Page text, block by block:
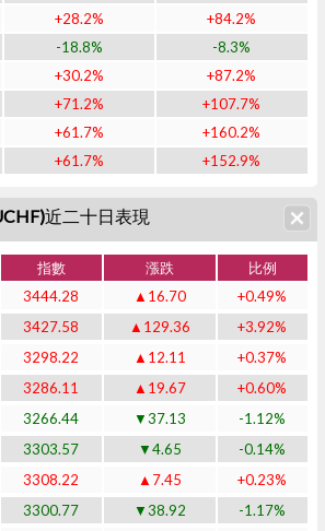
+28.2%
+84.2%
-18.8%
-8.3%
+30.2%
+87.2%
+71.2%
+107.7%
+61.7%
+160.2%
+61.7% +152.9%
近二十日表現
指數 漲跌
比例
3444.28 ▲16.70
+0.49%
3427.58 ▲129.36
+3.92%
3298.22 ▲12.11
+0.37%
3286.11 ▲19.67
+0.60%
3266.44 ▼37.13
-1.12%
3303.57 ▼4.65
-0.14%
3308.22 ▲7.45
+0.23%
3300.77 ▼38.92
-1.17%